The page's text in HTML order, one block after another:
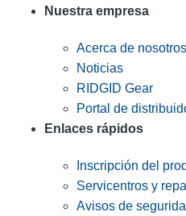
Nuestra empresa
Acerca de nosotros
Noticias
RIDGID Gear
Portal de
Enlaces rápidos
Inscripción del
Servicentros y
Avisos de